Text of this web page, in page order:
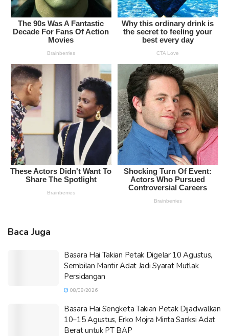
Baca Juga
Basara Hai Takian Petak Digelar 10 Agustus,
Sembilan Mantir Adat Jadi Syarat Mutlak
Persidangan
08/08/2026
Basara Hai Sengketa Takian Petak Dijadwalkan
10–15 Agustus, Erko Mojra Minta Sanksi Adat
Berat untuk PT BAP